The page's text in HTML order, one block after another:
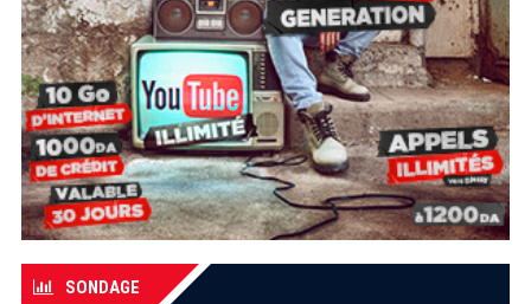
SONDAGE